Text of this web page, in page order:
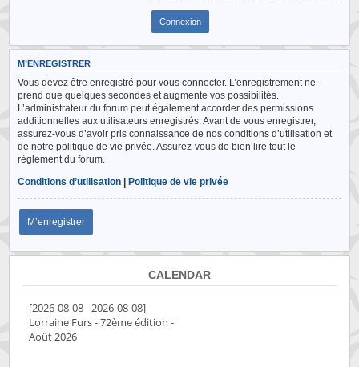
M’ENREGISTRER
Vous devez être enregistré pour vous connecter. L’enregistrement ne
prend que quelques secondes et augmente vos possibilités.
L’administrateur du forum peut également accorder des permissions
additionnelles aux utilisateurs enregistrés. Avant de vous enregistrer,
assurez-vous d’avoir pris connaissance de nos conditions d’utilisation et
de notre politique de vie privée. Assurez-vous de bien lire tout le
règlement du forum.
Conditions d’utilisation |Politique de vie privée
M’enregistrer
CALENDAR